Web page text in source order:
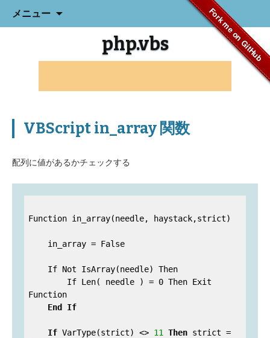
Fork me on GitHub
メニュー
キ
php.vbs
VBScript in_array 関数
配列に値があるかチェックする
Function in_array(needle, haystack,strict)
Function
End
If
If VarType(strict) <> 11 Then